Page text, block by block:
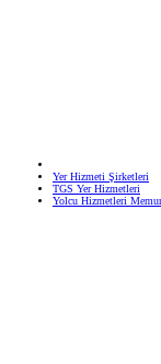
Yer Hizmeti Şirketleri
TGS Yer Hizmetleri
Yolcu Hizmetleri